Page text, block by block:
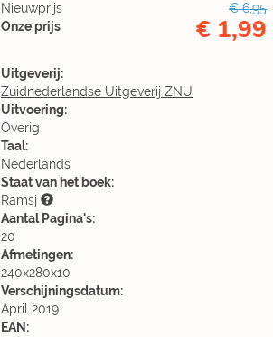
Nieuwprijs
€ 6,95
Onze prijs
€ 1,99
Uitgeverij:
Zuidnederlandse Uitgeverij ZNU
Uitvoering:
Overig
Taal:
Nederlands
Staat van het boek:
Ramsj
Aantal Pagina's:
20
Afmetingen:
240x280x10
Verschijningsdatum:
April 2019
EAN: